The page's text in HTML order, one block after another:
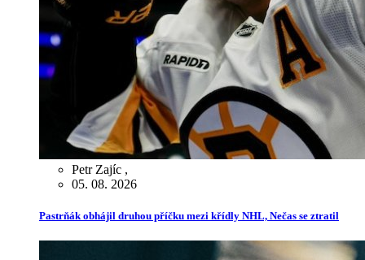
Petr Zajíc ,
05. 08. 2026
Pastrňák obhájil druhou příčku mezi křídly NHL, Nečas se ztratil